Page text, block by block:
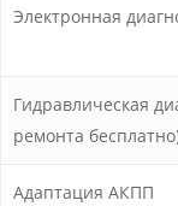
Электронная
Гидравлическая
ремонта
Адаптация АКПП